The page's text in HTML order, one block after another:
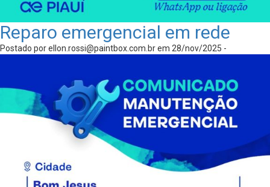
Reparo emergencial em rede
Postado porellon.rossi@paintbox.com.brem 28/nov/2025 -